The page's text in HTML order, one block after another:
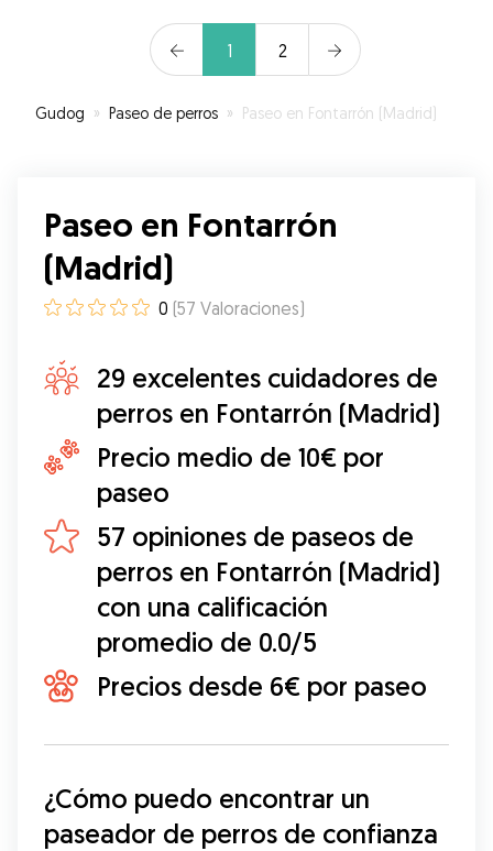
1 2
Gudog » Paseo de perros » Paseo en Fontarrón (Madrid)
Paseo en Fontarrón
(Madrid)
0 (57 Valoraciones)
29 excelentes cuidadores de
perros en Fontarrón (Madrid)
Precio medio de 10€ por
paseo
57 opiniones de paseos de
perros en Fontarrón (Madrid)
con una calificación
promedio de 0.0/5
Precios desde 6€ por paseo
¿Cómo puedo encontrar un
paseador de perros de confianza